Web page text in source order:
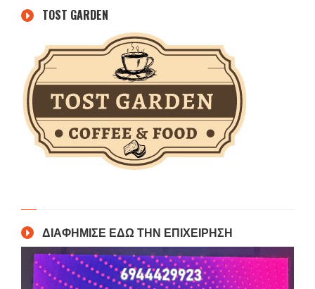
TOST GARDEN
ΔΙΑΦΗΜΙΣΕ ΕΔΩ ΤΗΝ ΕΠΙΧΕΙΡΗΣΗ